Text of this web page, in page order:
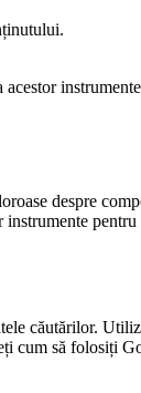
despre
căutărilor.
cum să folosiți